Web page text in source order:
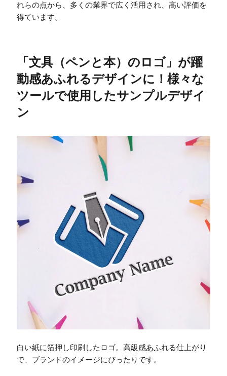
れらの点から、多くの業界で広く活用され、高い評価を
得ています。
「文具（ペンと本）のロゴ」が躍
動感あふれるデザインに！様々な
ツールで使用したサンプルデザイ
ン
白い紙に箔押し印刷したロゴ。高級感あふれる仕上がり
で、ブランドのイメージにぴったりです。